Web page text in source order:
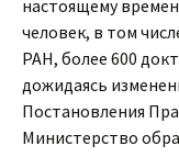
настоящему
человек, в том
РАН, более 600
дожидаясь
Постановления
Министерство